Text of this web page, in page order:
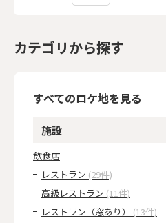
カテゴリから探す
すべてのロケ地を見る
施設
飲食店
レストラン (29件)
高級レストラン (11件)
レストラン（窓あり） (13件)